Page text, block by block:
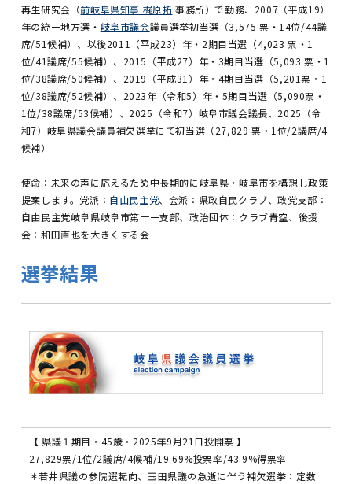
再生研究会（前岐阜県知事 梶原拓 事務所）で勤務、2007（平成19）
年の統一地方選・ 岐阜市議会議員選挙初当選（3,575 票・14位/44議
席/51候補）、以後2011（平成23）年・2期目当選（4,023 票・1
位/41議席/55候補）、2015（平成27）年・3期目当選（5,093 票・ 1
位/38議席/50候補）、2019（平成31）年・4期目当選（5,201票・1
位/38議席/52候補）、2023年（令和5）年・5期目当選（5,090票・
1位/38議席/53候補）、2025（令和7）岐阜市議会議長、2025（令
和7）岐阜県議会議員補欠選挙にて初当選（27,829 票・1位/2議席/4
候補）
使命：未来の声に応えるため中長期的に岐阜県・岐阜市を構想し政策
提案します。党派： 自由民主党、会派：県政自民クラブ、政党支部：
自由民主党岐阜県岐阜市第十一支部、政治団体：クラブ青空、後援
会：和田直也を大きくする会
選挙結果
【 県議１期目・45歳・2025年9月21日投開票 】
27,829票/1位/2議席/4候補/19.69%投票率/43.9%得票率
＊若井県議の参院選転向、玉田県議の急逝に伴う補欠選挙：定数